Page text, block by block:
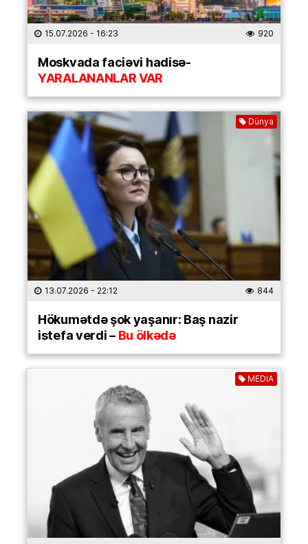
15.07.2026 - 16:23 920
Moskvada faciəvi hadisə-
YARALANANLAR VAR
Dünya
13.07.2026 - 22:12 844
Hökumətdə şok yaşanır: Baş nazir
istefa verdi –Bu ölkədə
MEDİA